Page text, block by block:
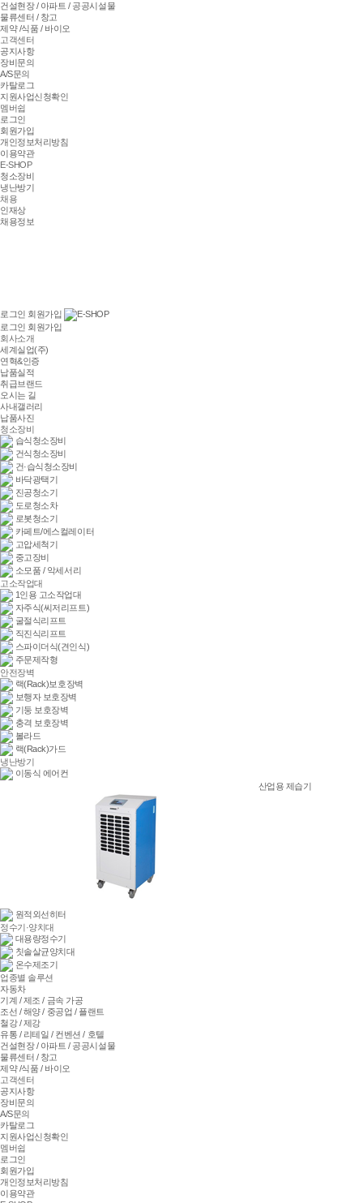
건설현장 / 아파트 / 공공시설물
물류센터 / 창고
제약 /식품 / 바이오
고객센터
공지사항
장비문의
A/S문의
카탈로그
지원사업신청확인
멤버쉽
로그인
회원가입
개인정보처리방침
이용약관
E-SHOP
청소장비
냉난방기
채용
인재상
채용정보
로그인 회원가입
E-SHOP
로그인 회원가입
회사소개
세계실업(주)
연혁&인증
납품실적
취급브랜드
오시는 길
사내갤러리
납품사진
청소장비
습식청소장비
건식청소장비
건·습식청소장비
바닥광택기
진공청소기
도로청소차
로봇청소기
카페트/에스컬레이터
고압세척기
중고장비
소모품 / 악세서리
고소작업대
1인용 고소작업대
자주식(씨저리프트)
굴절식리프트
직진식리프트
스파이더식(견인식)
주문제작형
안전장벽
랙(Rack)보호장벽
보행자 보호장벽
기둥 보호장벽
충격 보호장벽
볼라드
랙(Rack)가드
냉난방기
이동식 에어컨
산업용 제습기
원적외선히터
정수기·양치대
대용량정수기
칫솔살균양치대
온수제조기
업종별 솔루션
자동차
기계 / 제조 / 금속 가공
조선 / 해양 / 중공업 / 플랜트
철강 / 제강
유통 / 리테일 / 컨벤션 / 호텔
건설현장 / 아파트 / 공공시설물
물류센터 / 창고
제약 /식품 / 바이오
고객센터
공지사항
장비문의
A/S문의
카탈로그
지원사업신청확인
멤버쉽
로그인
회원가입
개인정보처리방침
이용약관